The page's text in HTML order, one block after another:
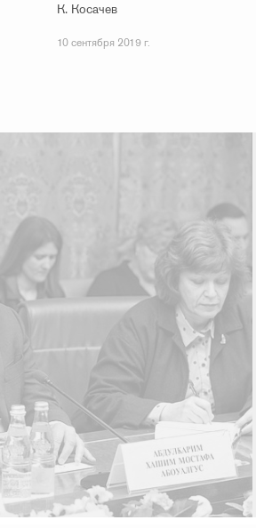
К. Косачев
10 сентября 2019 г.